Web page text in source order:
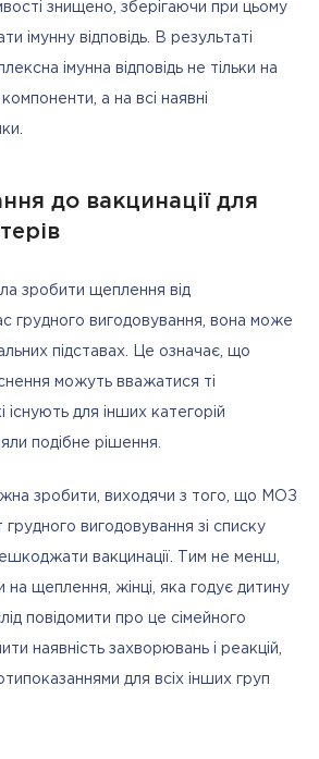
знищено, зберігаючи при цьому
імунну відповідь. В результаті
імунна відповідь не тільки на
а на всі наявні
до вакцинації для
зробити щеплення від
грудного вигодовування, вона може
підставах. Це означає, що
можуть вважатися ті
існують для інших категорій
подібне рішення.
зробити, виходячи з того, що МОЗ
вигодовування зі списку
вакцинації. Тим не менш,
щеплення, жінці, яка годує дитину
повідомити про це сімейного
наявність захворювань і реакцій,
для всіх інших груп